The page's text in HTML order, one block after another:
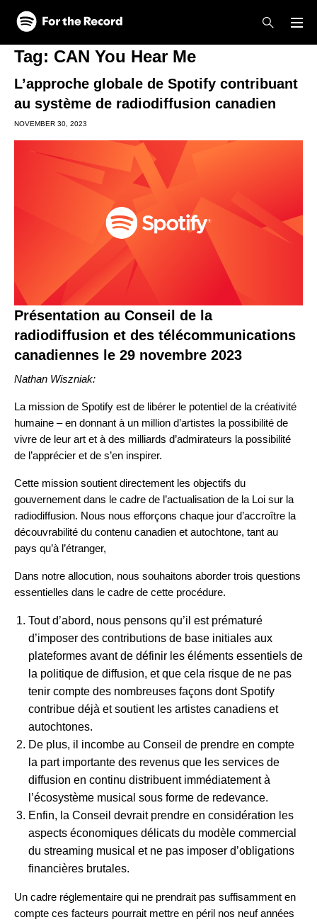
Skip to main content
Skip to footer
Tag: CAN You Hear Me
L’approche globale de Spotify contribuant
au système de radiodiffusion canadien
NOVEMBER 30, 2023
Présentation au Conseil de la
radiodiffusion et des télécommunications
canadiennes le 29 novembre 2023
Nathan Wiszniak:
La mission de Spotify est de libérer le potentiel de la créativité
humaine – en donnant à un million d’artistes la possibilité de
vivre de leur art et à des milliards d’admirateurs la possibilité
de l’apprécier et de s’en inspirer.
Cette mission soutient directement les objectifs du
gouvernement dans le cadre de l’actualisation de la Loi sur la
radiodiffusion. Nous nous efforçons chaque jour d’accroître la
découvrabilité du contenu canadien et autochtone, tant au
pays qu’à l’étranger,
Dans notre allocution, nous souhaitons aborder trois questions
essentielles dans le cadre de cette procédure.
Tout d’abord, nous pensons qu’il est prématuré
d’imposer des contributions de base initiales aux
plateformes avant de définir les éléments essentiels de
la politique de diffusion, et que cela risque de ne pas
tenir compte des nombreuses façons dont Spotify
contribue déjà et soutient les artistes canadiens et
autochtones.
De plus, il incombe au Conseil de prendre en compte
la part importante des revenus que les services de
diffusion en continu distribuent immédiatement à
l’écosystème musical sous forme de redevance.
Enfin, la Conseil devrait prendre en considération les
aspects économiques délicats du modèle commercial
du streaming musical et ne pas imposer d’obligations
financières brutales.
Un cadre réglementaire qui ne prendrait pas suffisamment en
compte ces facteurs pourrait mettre en péril nos neuf années